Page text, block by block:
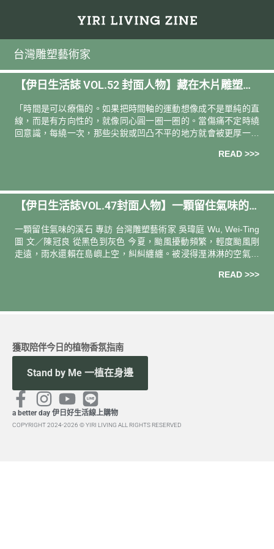
台灣雕塑藝術家
【伊日生活誌 VOL.52 封面人物】藏在木片雕塑裡
「時間是可以療傷的。如果把時間軸的運動想像成不是單純的直
線，而是有方向性的，就像同心圓一圈一圈的。當傷痛不定時繞
回意識，每繞一次，那些尖銳或凹凸不平的地方就會被更厚一層
READ >>>
【伊日生活誌VOL.47封面人物】一顆留住氣味的
一顆留住氣味的溪石 專訪 台灣雕塑藝術家 吳瑋庭 Wu, Wei-Ting
圖 文／陳冠良 從黑色到灰色 今夏，颱風擾動頻繁，輕度颱風剛
走遠，雨水還賴在島嶼上空，糾糾纏纏。被浸得溼淋淋的空氣，
READ >>>
a better day 伊日好生活線上購物
COPYRIGHT 2024-2026 © YIRI LIVING ALL RIGHTS RESERVED
獲取陪伴今日的植物香氛指南
Stand by Me 一植在身邊